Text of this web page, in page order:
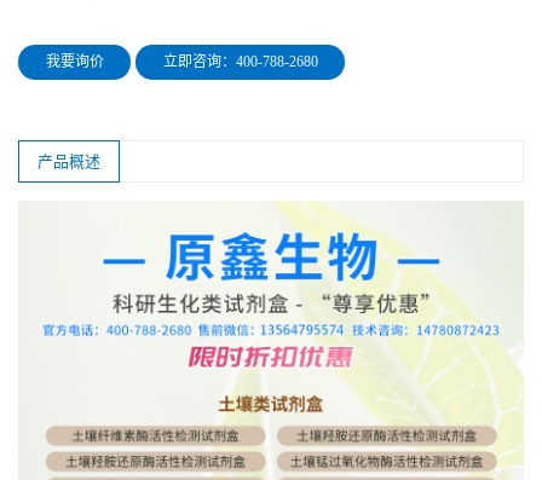
我要询价 立即咨询：400-788-2680
产品概述